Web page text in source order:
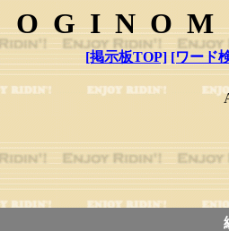
[掲示板TOP] [ワード